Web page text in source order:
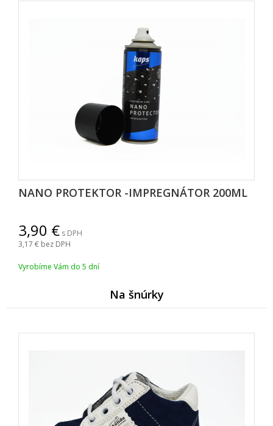
NANO PROTEKTOR -IMPREGNÁTOR 200ML
3,90
s DPH
3,17 bez DPH
Vyrobíme Vám do 5 dní
Na šnúrky